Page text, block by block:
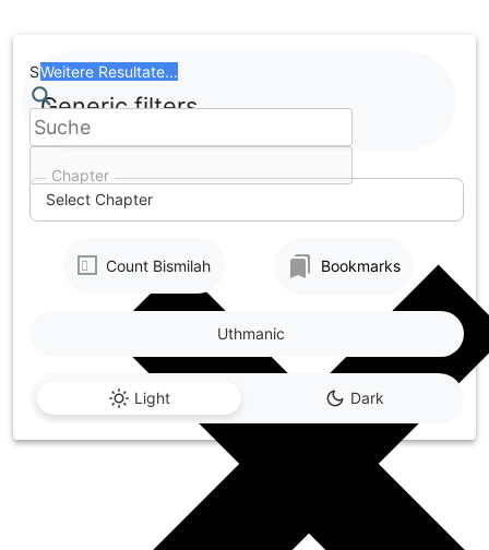
to
content
Chapter
Select Chapter
Search
Weitere Resultate...
Generic filters
Count Bismilah Bookmarks
Light Dark
Uthmanic